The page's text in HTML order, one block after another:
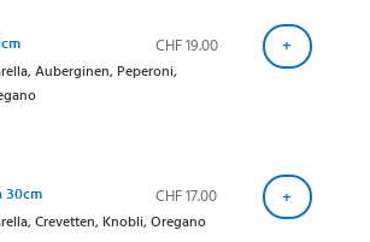
CHF19.00 +
Auberginen, Peperoni,
30cm CHF17.00 +
Crevetten, Knobli, Oregano